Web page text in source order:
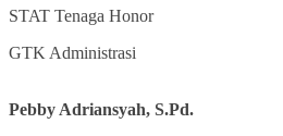
STAT Tenaga Honor
GTK Administrasi
Pebby Adriansyah, S.Pd.